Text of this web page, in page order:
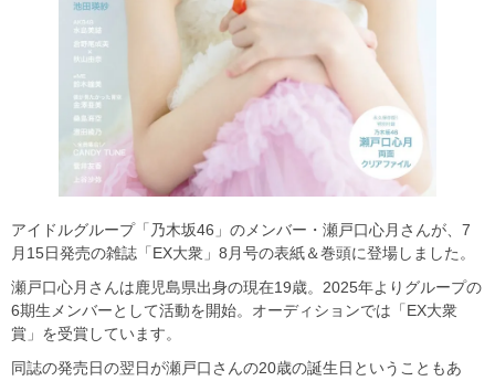
アイドルグループ「乃木坂46」のメンバー・瀬戸口心月さんが、7
月15日発売の雑誌「EX大衆」8月号の表紙＆巻頭に登場しました。
瀬戸口心月さんは鹿児島県出身の現在19歳。2025年よりグループの
6期生メンバーとして活動を開始。オーディションでは「EX大衆
賞」を受賞しています。
同誌の発売日の翌日が瀬戸口さんの20歳の誕生日ということもあ